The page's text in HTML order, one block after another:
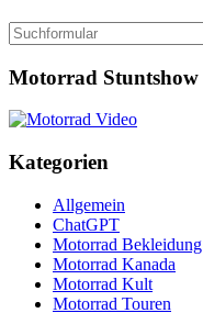
Motorrad Stuntshow
Kategorien
Allgemein
ChatGPT
Motorrad Bekleidung
Motorrad Kanada
Motorrad Kult
Motorrad Touren